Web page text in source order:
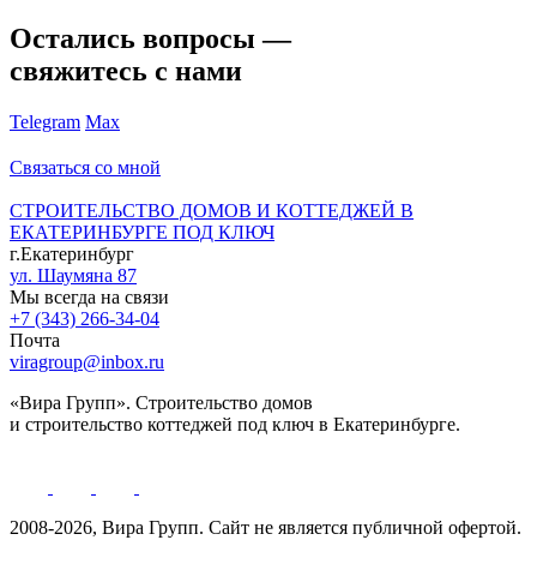
Остались вопросы —
свяжитесь с нами
Telegram Max
Связаться со мной
СТРОИТЕЛЬСТВО ДОМОВ И КОТТЕДЖЕЙ В
ЕКАТЕРИНБУРГЕ ПОД КЛЮЧ
г.Екатеринбург
ул. Шаумяна 87
Мы всегда на связи
+7 (343) 266-34-04
Почта
viragroup@inbox.ru
«Вира Групп». Строительство домов
и строительство коттеджей под ключ в Екатеринбурге.
2008-2026, Вира Групп. Cайт не является публичной офертой.